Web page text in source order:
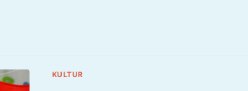
KULTUR